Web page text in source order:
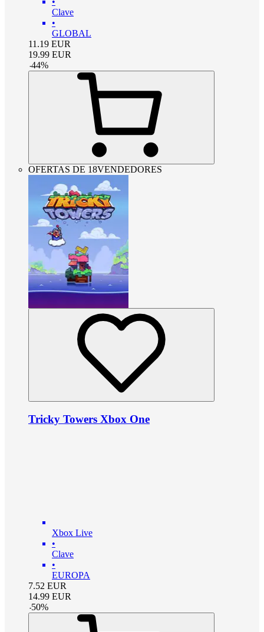
Clave
•
GLOBAL
11.19 EUR
19.99 EUR
-44%
OFERTAS DE 18VENDEDORES
Tricky Towers Xbox One
Xbox Live
•
Clave
•
EUROPA
7.52 EUR
14.99 EUR
-50%